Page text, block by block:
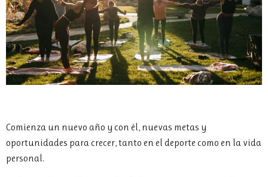
Comienza un nuevo año y con él, nuevas metas y
oportunidades para crecer, tanto en el deporte como en la vida
personal.